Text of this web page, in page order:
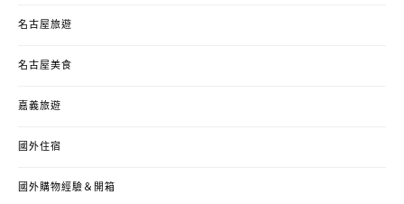
名古屋旅遊
名古屋美食
嘉義旅遊
國外住宿
國外購物經驗＆開箱